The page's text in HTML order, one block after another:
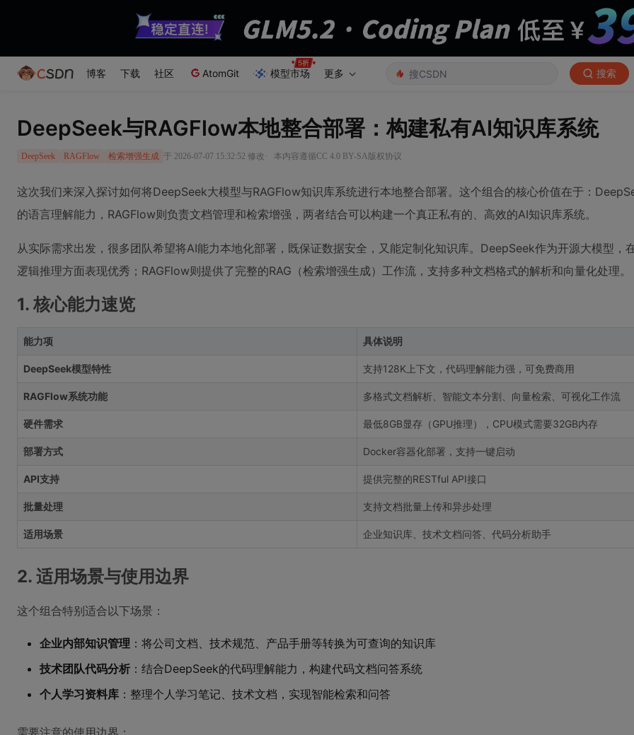
博客 下载 社区 AtomGit 模型市场 更多 搜索
DeepSeek与RAGFlow本地整合部署：构建私有AI知识库系统
DeepSeek RAGFlow 检索增强生成 于 2026-07-07 15:32:52 修改 · 本内容遵循CC 4.0 BY-SA版权协议
这次我们来深入探讨如何将DeepSeek大模型与RAGFlow知识库系统进行本地整合部署。这个组合的核心价值在于：
的语言理解能力，RAGFlow则负责文档管理和检索增强，两者结合可以构建一个真正私有的、高效的AI知识库系统。
从实际需求出发，很多团队希望将AI能力本地化部署，既保证数据安全，又能定制化知识库。DeepSeek作为开源大模型，
逻辑推理方面表现优秀；RAGFlow则提供了完整的RAG（检索增强生成）工作流，支持多种文档格式的解析和向量化处理。
1. 核心能力速览
能力项 具体说明
DeepSeek模型特性 支持128K上下文，代码理解能力强，可免费商用
RAGFlow系统功能 多格式文档解析、智能文本分割、向量检索、可视化工作流
硬件需求 最低8GB显存（GPU推理），CPU模式需要32GB内存
部署方式 Docker容器化部署，支持一键启动
API支持 提供完整的RESTful API接口
批量处理 支持文档批量上传和异步处理
适用场景 企业知识库、技术文档问答、代码分析助手
2. 适用场景与使用边界
这个组合特别适合以下场景：
企业内部知识管理 ：将公司文档、技术规范、产品手册等转换为可查询的知识库
技术团队代码分析 ：结合DeepSeek的代码理解能力，构建代码文档问答系统
个人学习资料库 ：整理个人学习笔记、技术文档，实现智能检索和问答
需要注意的使用边界：